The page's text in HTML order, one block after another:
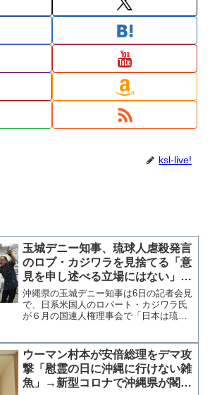
ksl-live!
玉城デニー知事、琉球人虐殺発言
のロブ・カジワラを見捨てる「意
見を申し述べる立場にはない」→
半年前に県庁で面談「世界に伝え
てくれて感謝」
沖縄県の玉城デニー知事は6日の記者会見
で、日系米国人のロバート・カジワラ氏
が６月の国連人権理事会で「日本は琉球
氏のコメントを読ませていただいたが、
意見を申し述べる立場に...
ウーマン村本が安倍総理をデマ攻
撃「慰霊の日に沖縄に行けない雑
魚」→新型コロナで沖縄県が閣僚